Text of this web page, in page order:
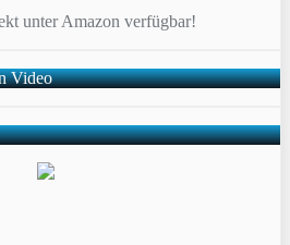
unter Amazon verfügbar!
Video